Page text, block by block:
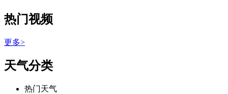
热门视频
更多>
天气分类
热门天气